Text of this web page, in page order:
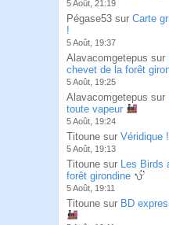
5 Août, 21:19
Pégase53 sur Carte
!
5 Août, 19:37
Alavacomgetepus sur
chevet de la forêt
5 Août, 19:25
Alavacomgetepus sur
toute vapeur
5 Août, 19:24
Titoune sur Véridique !
5 Août, 19:13
Titoune sur Les Birds
forêt girondine
5 Août, 19:11
Titoune sur BD